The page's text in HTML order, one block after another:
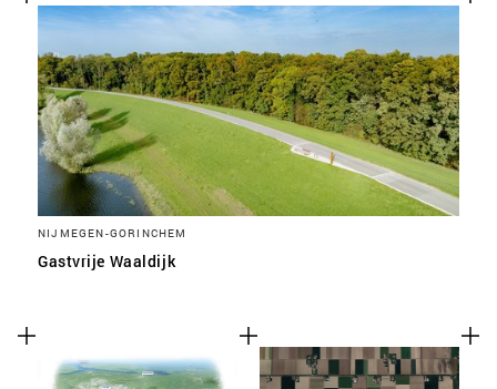
NIJMEGEN-GORINCHEM
Gastvrije Waaldijk